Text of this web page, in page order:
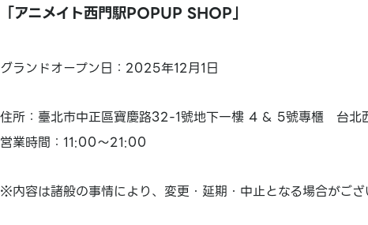
「アニメイト西門駅POPUP SHOP」
グランドオープン日：2025年12月1日
住所：臺北市中正區寶慶路32-1號地下一樓 4 & 5號專櫃 台北
営業時間：11:00～21:00
※内容は諸般の事情により、変更・延期・中止となる場合がござ